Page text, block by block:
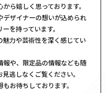
ら嬉しく思っております。
デザイナーの想いが込められ
を持っています。
魅力や芸術性を深く感じてい
報や、限定品の情報なども随
逃しなくご覧ください。
お待ちしております。